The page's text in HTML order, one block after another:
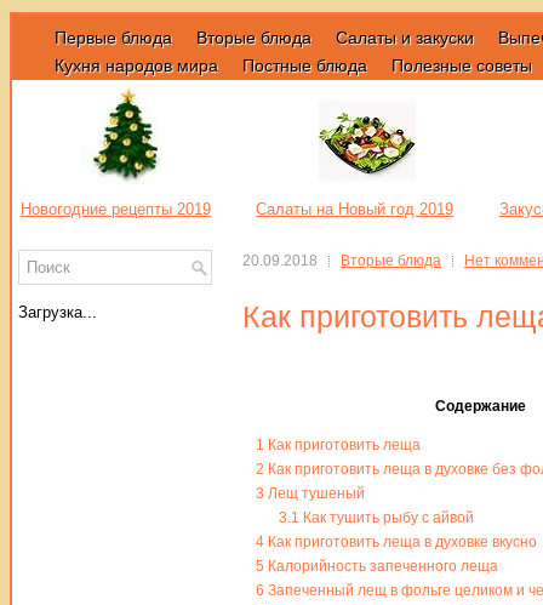
Первые блюда Вторые блюда Салаты и закуски
Кухня народов мира
Постные блюда Полезные советы
Новогодние рецепты 2019 Салаты на Новый год 2019
20.09.2018 Вторые блюда Нет
Как приготовить
Содержание
1 Как приготовить леща
2 Как приготовить леща в духовке без
3 Лещ тушеный
3.1 Как тушить рыбу с айвой
4 Как приготовить леща в духовке вкусно
5 Калорийность запеченного леща
6 Запеченный лещ в фольге целиком и
Загрузка...